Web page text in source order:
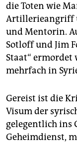
die Toten wie
Artillerieangriff
und Mentorin.
Sotloff und Jim
Staat“
mehrfach in
Gereist ist die
Visum der
gelegentlich ins
Geheimdienst,